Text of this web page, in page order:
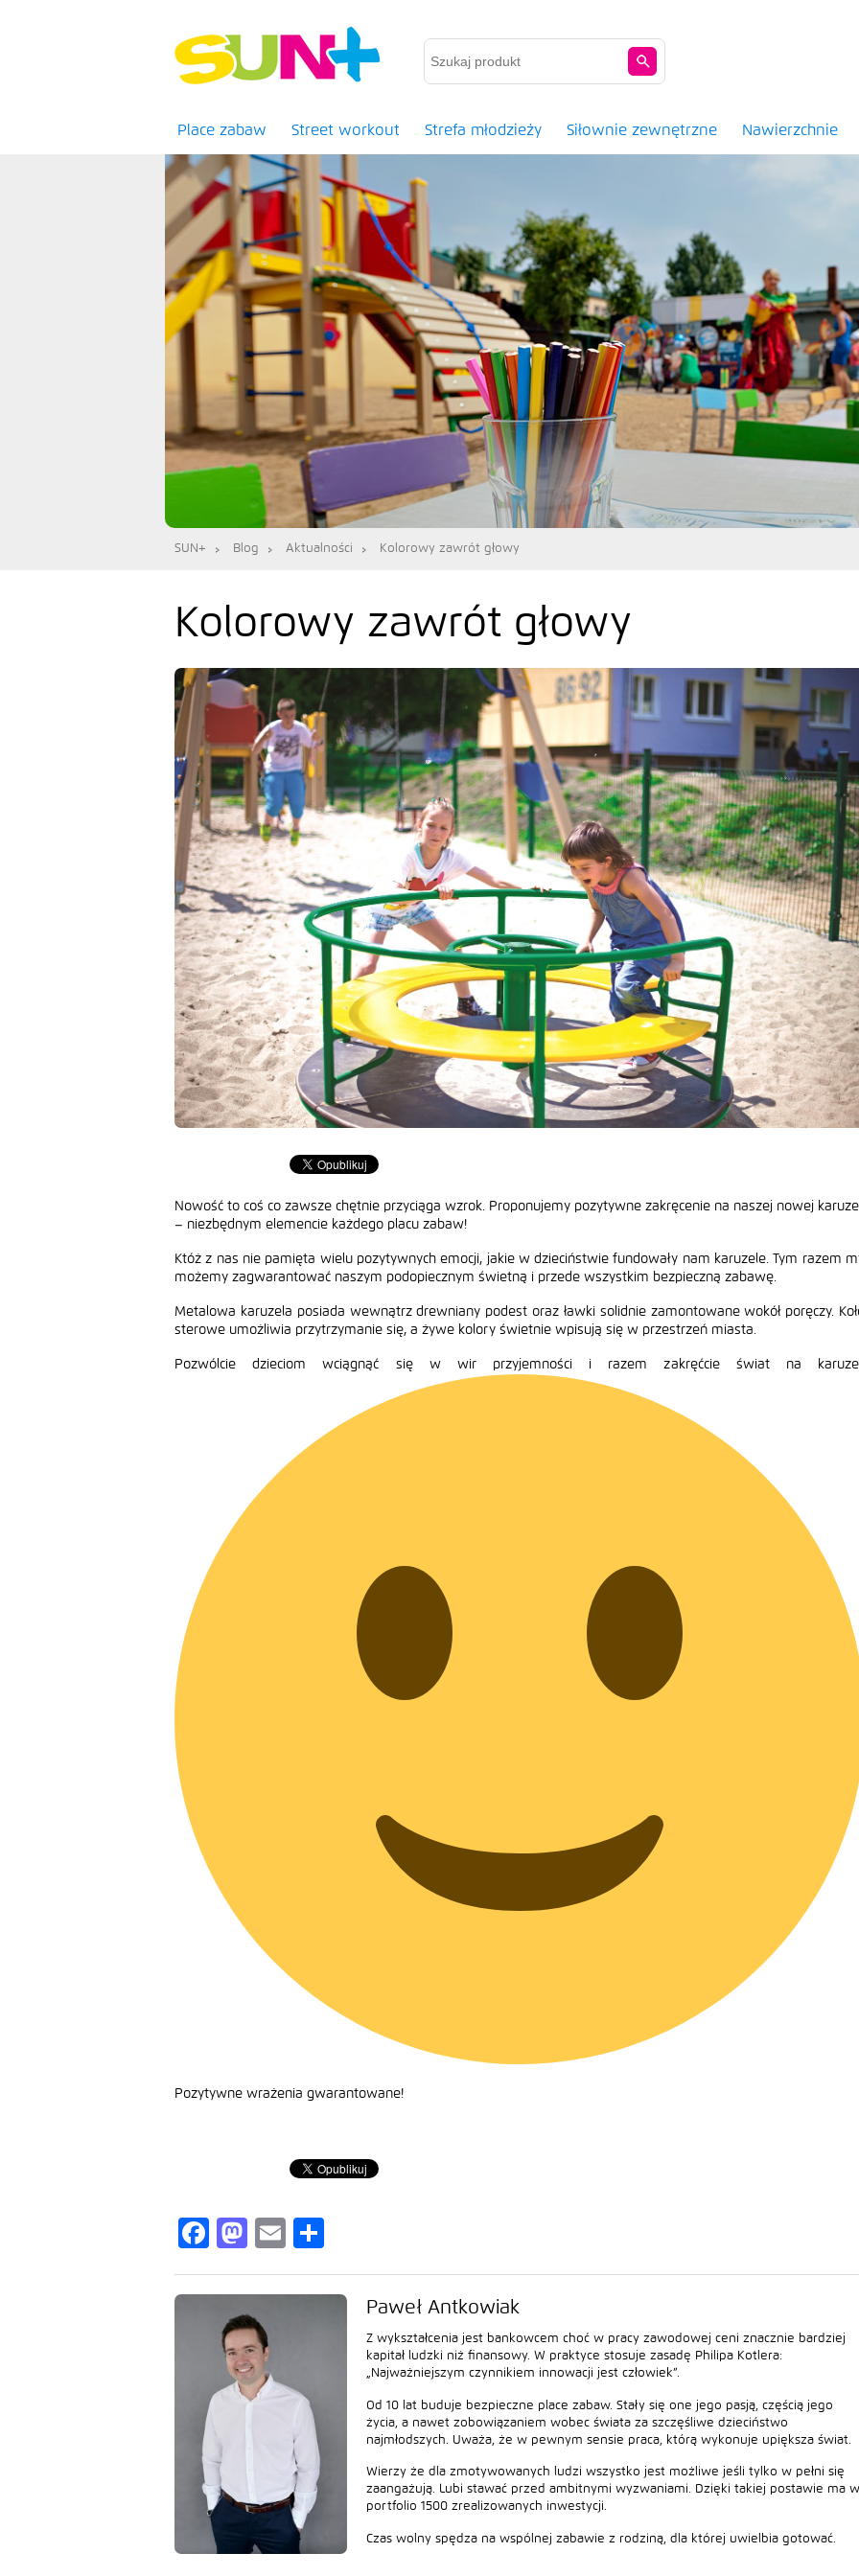
Place zabaw Street workout Strefa młodzieży Siłownie zewnętrzne Nawierzchnie
SUN+ Blog Aktualności Kolorowy zawrót głowy
Kolorowy zawrót głowy
Nowość to coś co zawsze chętnie przyciąga wzrok. Proponujemy pozytywne zakręcenie na naszej nowej
– niezbędnym elemencie każdego placu zabaw!
Któż z nas nie pamięta wielu pozytywnych emocji, jakie w dzieciństwie fundowały nam karuzele. Tym razem
możemy zagwarantować naszym podopiecznym świetną i przede wszystkim bezpieczną zabawę.
Metalowa karuzela posiada wewnątrz drewniany podest oraz ławki solidnie zamontowane wokół poręczy.
sterowe umożliwia przytrzymanie się, a żywe kolory świetnie wpisują się w przestrzeń miasta.
Pozwólcie dzieciom wciągnąć się w wir przyjemności i razem zakręćcie świat na
Pozytywne wrażenia gwarantowane!
Facebook
Mastodon
Email
Paweł Antkowiak
Z wykształcenia jest bankowcem choć w pracy zawodowej ceni znacznie bardziej
kapitał ludzki niż finansowy. W praktyce stosuje zasadę Philipa Kotlera:
„Najważniejszym czynnikiem innowacji jest człowiek”.
Od 10 lat buduje bezpieczne place zabaw. Stały się one jego pasją, częścią jego
życia, a nawet zobowiązaniem wobec świata za szczęśliwe dzieciństwo
najmłodszych. Uważa, że w pewnym sensie praca, którą wykonuje upiększa świat.
Wierzy że dla zmotywowanych ludzi wszystko jest możliwe jeśli tylko w pełni się
zaangażują. Lubi stawać przed ambitnymi wyzwaniami. Dzięki takiej postawie ma w
portfolio 1500 zrealizowanych inwestycji.
Czas wolny spędza na wspólnej zabawie z rodziną, dla której uwielbia gotować.